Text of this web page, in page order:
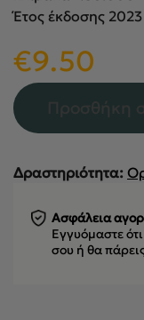
Έτος έκδοσης 2023
€9.50
Δραστηριότητα:
Ασφάλεια
Εγγυόμαστε
σου ή θα